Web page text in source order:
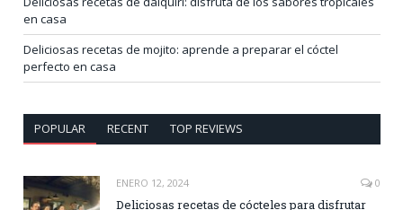
en casa
Deliciosas recetas de mojito: aprende a preparar el cóctel
perfecto en casa
POPULAR RECENT TOP REVIEWS
ENERO 12, 2024 0
Deliciosas recetas de cócteles para disfrutar